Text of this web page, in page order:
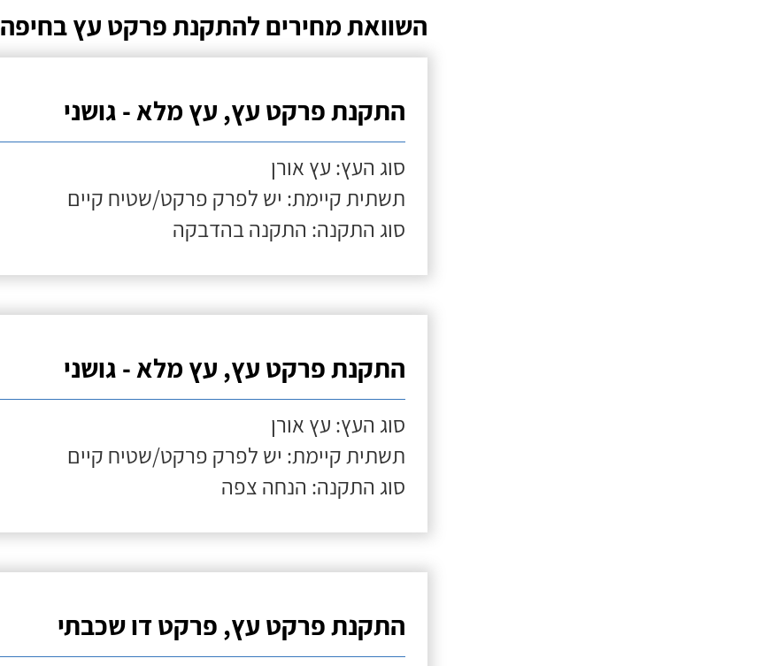
השוואת מחירים להתקנת פרקט עץ בחיפה
התקנת פרקט עץ, עץ מלא - גושני
סוג העץ: עץ אורן
תשתית קיימת: יש לפרק פרקט/שטיח קיים
סוג התקנה: התקנה בהדבקה
התקנת פרקט עץ, עץ מלא - גושני
סוג העץ: עץ אורן
תשתית קיימת: יש לפרק פרקט/שטיח קיים
סוג התקנה: הנחה צפה
התקנת פרקט עץ, פרקט דו שכבתי